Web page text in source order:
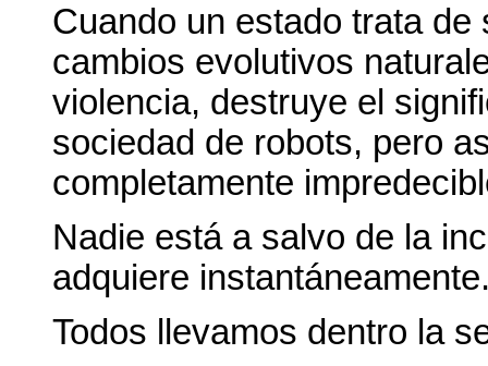
Cuando un estado trata
cambios evolutivos
violencia, destruye el
sociedad de robots, pero
completamente
Nadie está a salvo de la
adquiere
Todos llevamos dentro la